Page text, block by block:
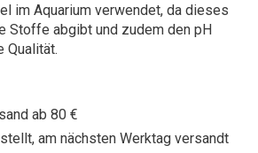
im Aquarium verwendet, da dieses
Stoffe abgibt und zudem den pH
Qualität.
ab 80 €
am nächsten Werktag versandt